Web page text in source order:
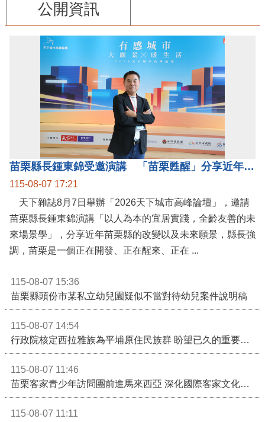
公開資訊
苗栗縣長鍾東錦受邀演講 「苗栗甦醒」分享近年轉變
115-08-07 17:21
天下雜誌8月7日舉辦「2026天下城市高峰論壇」，邀請
苗栗縣長鍾東錦演講「以人為本的宜居實踐，全齡友善的未
來場景學」，分享近年苗栗縣的改變以及未來願景，縣長強
調，苗栗是一個正在開發、正在醒來、正在 ...
115-08-07 15:36
苗栗縣頭份市某私立幼兒園疑似不當對待幼兒案件說明稿
115-08-07 14:54
行政院核定西拉雅族為平埔原住民族群 盼望已久的重要時刻到來！8月13日起受理民族成員名冊登記
115-08-07 11:46
苗栗客家青少年訪問團前進馬來西亞 深化國際客家文化交流
115-08-07 11:11